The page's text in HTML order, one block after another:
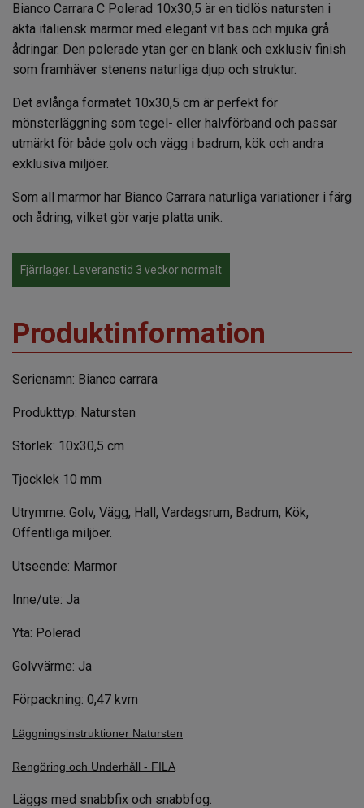
Bianco Carrara C Polerad 10x30,5 är en tidlös natursten i
äkta italiensk marmor med elegant vit bas och mjuka grå
ådringar. Den polerade ytan ger en blank och exklusiv finish
som framhäver stenens naturliga djup och struktur.
Det avlånga formatet 10x30,5 cm är perfekt för
mönsterläggning som tegel- eller halvförband och passar
utmärkt för både golv och vägg i badrum, kök och andra
exklusiva miljöer.
Som all marmor har Bianco Carrara naturliga variationer i färg
och ådring, vilket gör varje platta unik.
Fjärrlager. Leveranstid 3 veckor normalt
Produktinformation
Serienamn: Bianco carrara
Produkttyp: Natursten
Storlek: 10x30,5 cm
Tjocklek 10 mm
Utrymme: Golv, Vägg, Hall, Vardagsrum, Badrum, Kök,
Offentliga miljöer.
Utseende: Marmor
Inne/ute: Ja
Yta: Polerad
Golvvärme: Ja
Förpackning: 0,47 kvm
Läggningsinstruktioner Natursten
Rengöring och Underhåll - FILA
Läggs med snabbfix och snabbfog.